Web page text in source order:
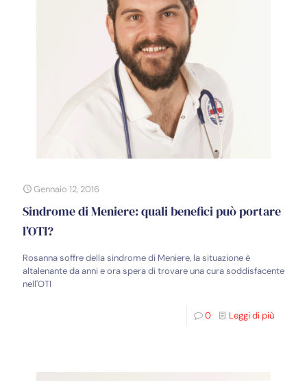
Gennaio 12, 2016
Sindrome di Meniere: quali benefici può portare
l’OTI?
Rosanna soffre della sindrome di Meniere, la situazione è
altalenante da anni e ora spera di trovare una cura soddisfacente
nell'OTI
0 Leggi di più